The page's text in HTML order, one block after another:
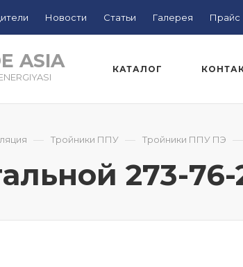
Новости Статьи Галерея Прайс
ASIA КАТАЛОГ
— Тройники ППУ — Тройники ППУ ПЭ —
273-